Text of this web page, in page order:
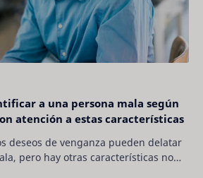
a una persona mala según
atención a estas características
deseos de venganza pueden delatar
pero hay otras características no